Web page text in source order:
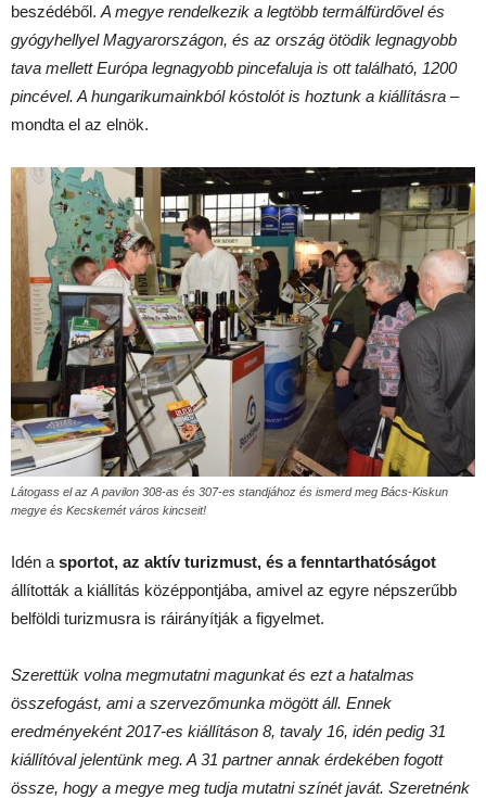
beszédéből. A megye rendelkezik a legtöbb termálfürdővel és
gyógyhellyel Magyarországon, és az ország ötödik legnagyobb
tava mellett Európa legnagyobb pincefaluja is ott található, 1200
pincével. A hungarikumainkból kóstolót is hoztunk a kiállításra –
mondta el az elnök.
Látogass el az A pavilon 308-as és 307-es standjához és ismerd meg Bács-Kiskun
megye és Kecskemét város kincseit!
Idén a sportot, az aktív turizmust, és a fenntarthatóságot
állították a kiállítás középpontjába, amivel az egyre népszerűbb
belföldi turizmusra is ráirányítják a figyelmet.
Szerettük volna megmutatni magunkat és ezt a hatalmas
összefogást, ami a szervezőmunka mögött áll. Ennek
eredményeként 2017-es kiállításon 8, tavaly 16, idén pedig 31
kiállítóval jelentünk meg. A 31 partner annak érdekében fogott
össze, hogy a megye meg tudja mutatni színét javát. Szeretnénk